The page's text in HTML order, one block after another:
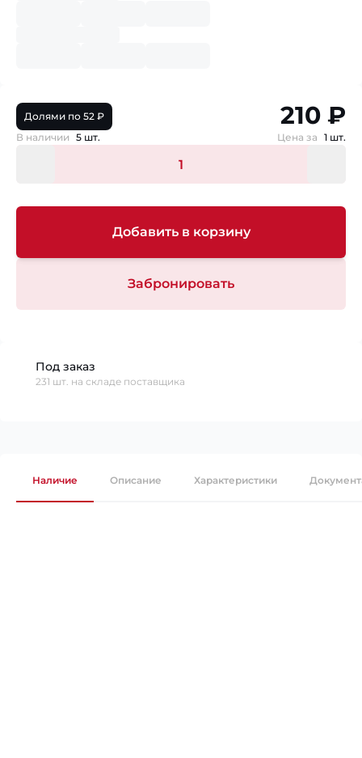
Долями по 52 ₽ 210 ₽
В наличии 5 шт. Цена за 1 шт.
Добавить в корзину
Забронировать
Под заказ
231 шт. на складе поставщика
Наличие Описание Характеристики